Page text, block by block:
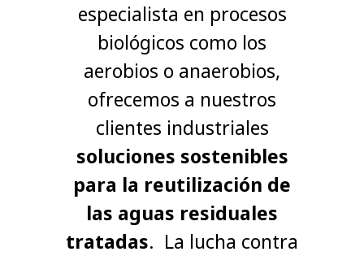
especialista en procesos
biológicos como los
aerobios o anaerobios,
ofrecemos a nuestros
clientes industriales
soluciones sostenibles
para la reutilización de
las aguas residuales
tratadas. La lucha contra